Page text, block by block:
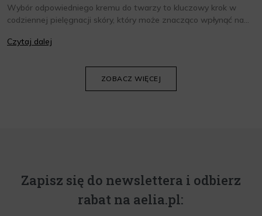
Wybór odpowiedniego kremu do twarzy to kluczowy krok w
codziennej pielęgnacji skóry, który może znacząco wpłynąć na
oraz wiedzieć, jak dopasować je do potrzeb własnej skóry.
Czytaj dalej
ZOBACZ WIĘCEJ
Zapisz się do newslettera i odbierz
rabat na aelia.pl: